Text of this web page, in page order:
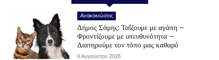
Ανακοινώσεις
Δήμος Σάμης: Ταΐζουμε με αγάπη –
Φροντίζουμε με υπευθυνότητα –
Διατηρούμε τον τόπο μας καθαρό
6 Αυγούστου 2026